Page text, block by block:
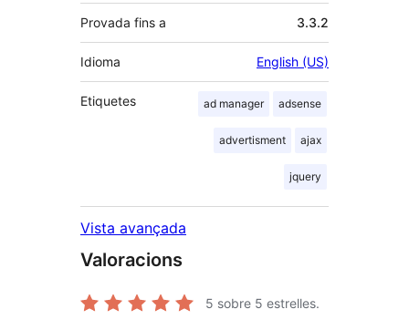
Provada fins a 3.3.2
Idioma English (US)
Etiquetes ad manager adsense
advertisment ajax
jquery
Vista avançada
Valoracions
5 sobre 5 estrelles.